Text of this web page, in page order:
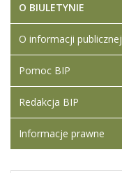
O BIULETYNIE
O informacji publicznej
Pomoc BIP
Redakcja BIP
Informacje prawne